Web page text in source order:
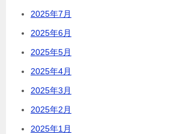
2025年7月
2025年6月
2025年5月
2025年4月
2025年3月
2025年2月
2025年1月